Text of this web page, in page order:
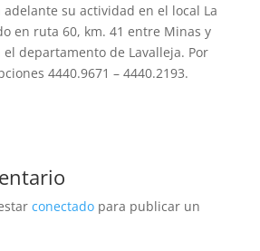
su actividad en el local La
en ruta 60, km. 41 entre Minas y
el departamento de Lavalleja. Por
4440.9671 – 4440.2193.
conectadopara publicar un